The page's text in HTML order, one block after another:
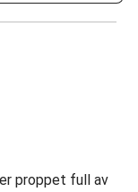
proppet full av